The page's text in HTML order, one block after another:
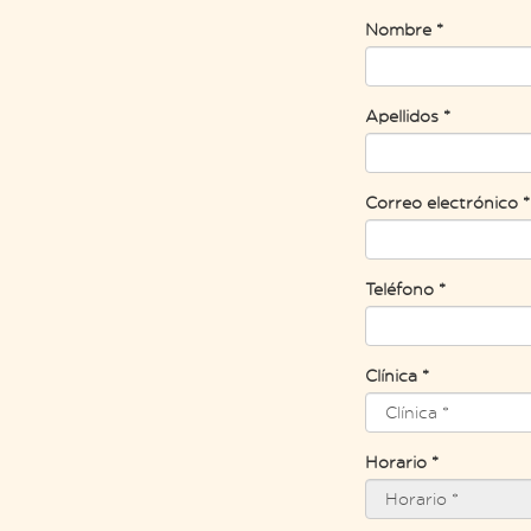
Nombre *
Apellidos *
Correo electrónico *
Teléfono *
Clínica *
Horario *